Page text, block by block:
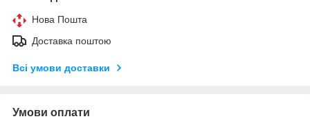
Нова Пошта
Доставка поштою
Всі умови доставки
Умови оплати